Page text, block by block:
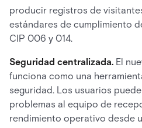
producir registros de
estándares de cumplimiento
CIP 006 y 014.
Seguridad centralizada. El
funciona como una
seguridad. Los usuarios
problemas al equipo de
rendimiento operativo desde